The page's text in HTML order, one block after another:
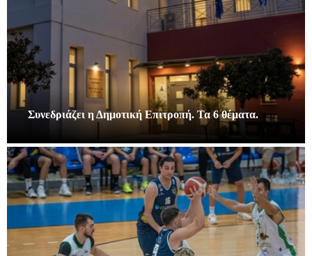
Συνεδριάζει η Δημοτική Επιτροπή. Τα 6 θέματα.